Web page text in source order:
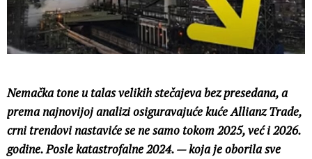
Nemačka tone u talas velikih stečajeva bez presedana, a
prema najnovijoj analizi osiguravajuće kuće Allianz Trade,
crni trendovi nastaviće se ne samo tokom 2025, već i 2026.
godine. Posle katastrofalne 2024. — koja je oborila sve